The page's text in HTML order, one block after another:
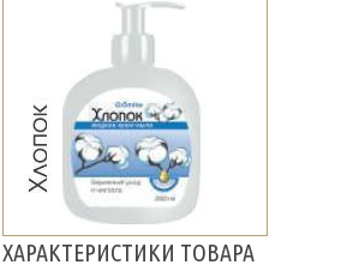
ХАРАКТЕРИСТИКИ ТОВАРА